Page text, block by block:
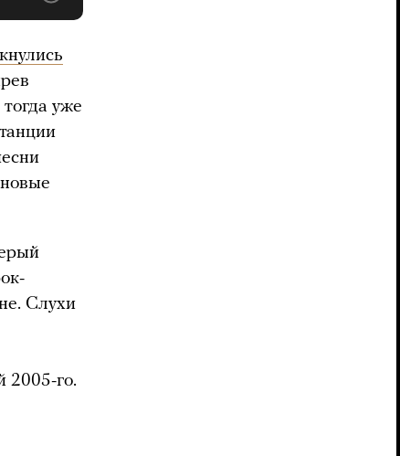
уже
Слухи
2005-го.